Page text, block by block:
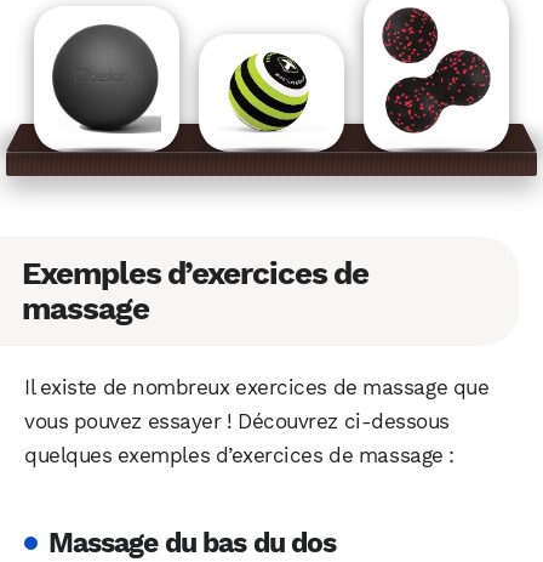
Exemples d’exercices de
massage
Il existe de nombreux exercices de massage que
vous pouvez essayer ! Découvrez ci-dessous
quelques exemples d’exercices de massage :
Massage du bas du dos